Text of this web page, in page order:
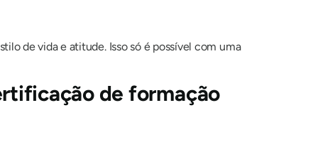
de vida e atitude. Isso só é possível com uma
de formação